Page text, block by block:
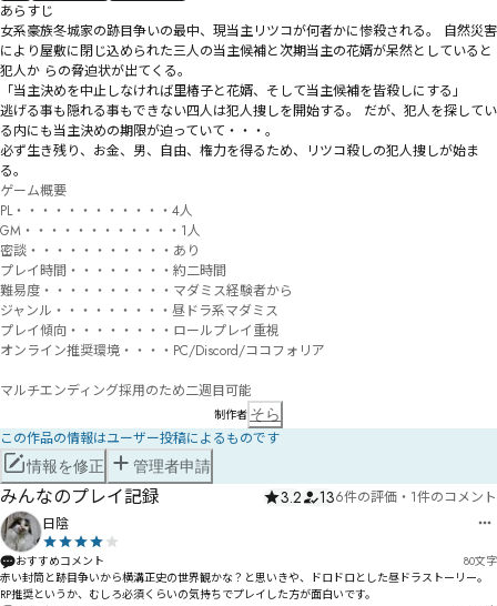
あらすじ
女系豪族冬城家の跡目争いの最中、現当主リツコが何者かに惨殺される。 自然災害
により屋敷に閉じ込められた三人の当主候補と次期当主の花婿が呆然としていると
犯人か らの脅迫状が出てくる。
「当主決めを中止しなければ里椿子と花婿、そして当主候補を皆殺しにする」
逃げる事も隠れる事もできない四人は犯人捜しを開始する。 だが、犯人を探してい
る内にも当主決めの期限が迫っていて・・・。
必ず生き残り、お金、男、自由、権力を得るため、リツコ殺しの犯人捜しが始ま
る。
ゲーム概要
PL・・・・・・・・・・・・4人
GM・・・・・・・・・・・・1人
密談・・・・・・・・・・・あり
プレイ時間・・・・・・・・約二時間
難易度・・・・・・・・・・マダミス経験者から
ジャンル・・・・・・・・・昼ドラ系マダミス
プレイ傾向・・・・・・・・ロールプレイ重視
オンライン推奨環境・・・・PC/Discord/ココフォリア
マルチエンディング採用のため二週目可能
制作者 そら
この作品の情報はユーザー投稿によるものです
情報を修正 管理者申請
みんなのプレイ記録 3.2 136件の評価 ・ 1件のコメント
日陰
おすすめコメント 80文字
赤い封筒と跡目争いから横溝正史の世界観かな？と思いきや、ドロドロとした昼ドラストーリー。